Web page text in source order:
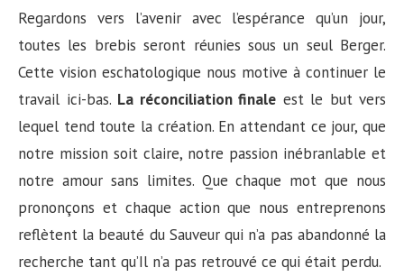
Regardons vers l’avenir avec l’espérance qu’un jour,
toutes les brebis seront réunies sous un seul Berger.
Cette vision eschatologique nous motive à continuer le
travail ici-bas. La réconciliation finale est le but vers
lequel tend toute la création. En attendant ce jour, que
notre mission soit claire, notre passion inébranlable et
notre amour sans limites. Que chaque mot que nous
prononçons et chaque action que nous entreprenons
reflètent la beauté du Sauveur qui n’a pas abandonné la
recherche tant qu’Il n’a pas retrouvé ce qui était perdu.